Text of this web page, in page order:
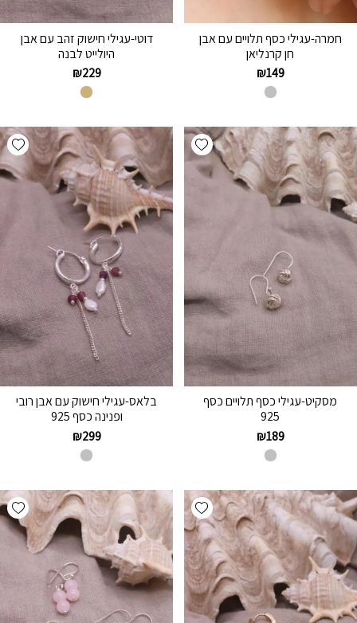
חמרה-עגילי כסף תלויים עם אבן
חן קרנליאן
₪149
דוטי-עגילי חישוק זהב עם אבן
היולייט לבנה
₪229
Add wishlist
מסקיט-עגילי כסף תלויים כסף
925
₪189
בלאס-עגילי חישוק עם אבן רובי
ופנינה כסף 925
₪299
Add wishlist